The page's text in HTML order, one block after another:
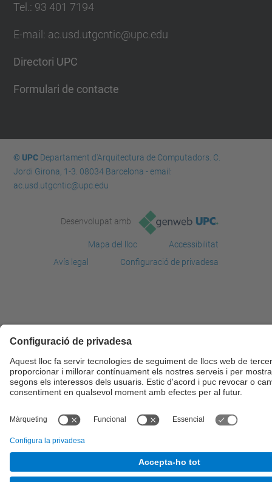
Tel.: 93 401 7194
E-mail: ac.usd.utgcntic@upc.edu
Directori UPC
Formulari de contacte
© UPCDepartament d'Arquitectura de Computadors. C.
Jordi Girona, 1-3. 08034 Barcelona - email:
ac.usd.utgcntic@upc.edu
Desenvolupat amb
Mapa del lloc
Accessibilitat
Avís legal
Configuració de privadesa